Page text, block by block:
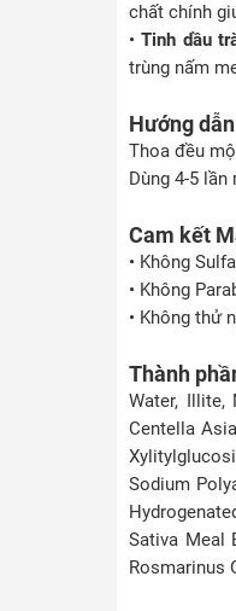
chất chính
•Tinh dầu
trùng nấm
Hướng
Thoa đều
Dùng 4-5
Cam kết
• Không
• Không
• Không thử
Thành
Water, Illite,
Centella
Sodium
Sativa Meal
Rosmarinus